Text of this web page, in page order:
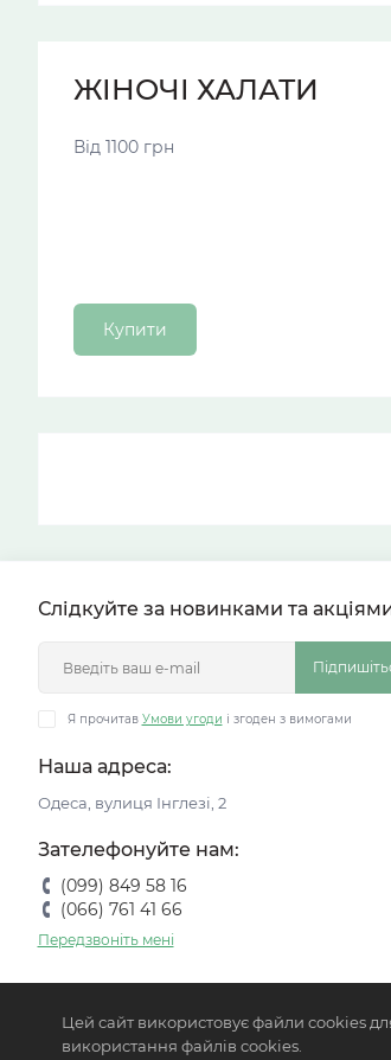
ЖІНОЧІ ХАЛАТИ
Від 1100 грн
Купити
Слідкуйте за новинками та
Я прочитав Умови угоди і згоден з вимогами
Наша адреса:
Одеса, вулиця Інглезі, 2
Зателефонуйте нам:
(099) 849 58 16
(066) 761 41 66
Передзвоніть мені
Цей сайт використовує файли cookies
використання файлів cookies.